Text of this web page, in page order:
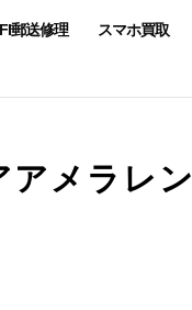
郵送修理 スマホ買取
アメラレン